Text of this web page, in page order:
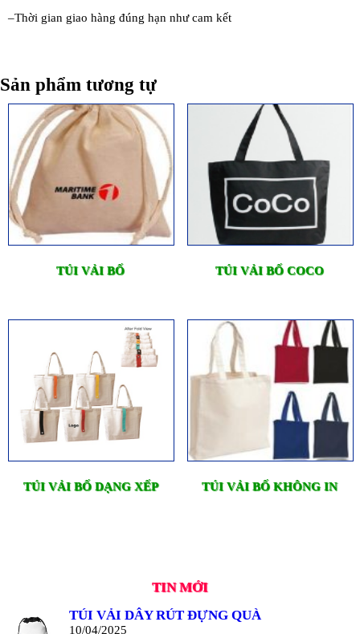
–Thời gian giao hàng đúng hạn như cam kết
Sản phẩm tương tự
TÚI VẢI BỐ TÚI VẢI BỐ COCO
TÚI VẢI BỐ DẠNG XẾP TÚI VẢI BỐ KHÔNG IN
TIN MỚI
TÚI VẢI DÂY RÚT ĐỰNG QUÀ
10/04/2025